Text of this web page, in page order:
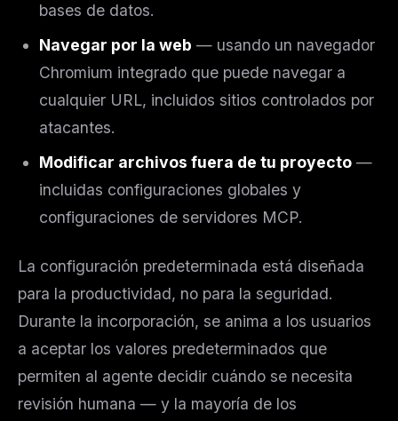
bases de datos.
Navegar por la web — usando un navegador
Chromium integrado que puede navegar a
cualquier URL, incluidos sitios controlados por
atacantes.
Modificar archivos fuera de tu proyecto —
incluidas configuraciones globales y
configuraciones de servidores MCP.
La configuración predeterminada está diseñada
para la productividad, no para la seguridad.
Durante la incorporación, se anima a los usuarios
a aceptar los valores predeterminados que
permiten al agente decidir cuándo se necesita
revisión humana — y la mayoría de los